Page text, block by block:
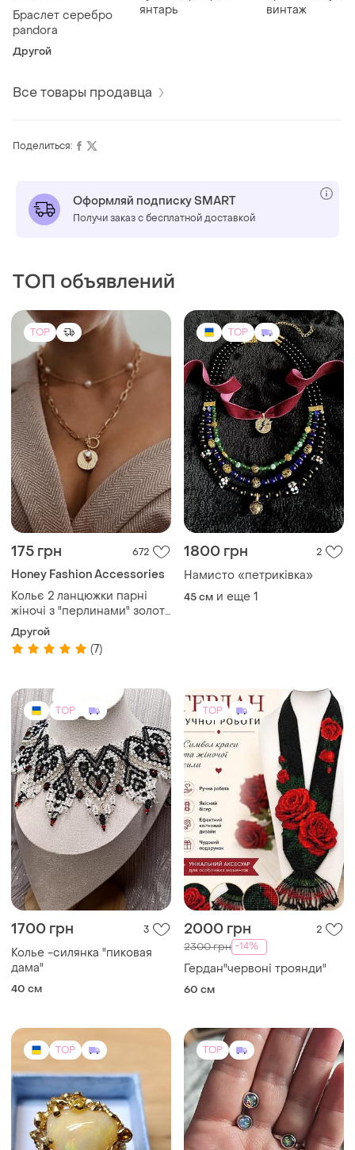
Браслет серебро
pandora
Другой
янтарь
винтаж
Все товары продавца
Поделиться:
Оформляй подписку SMART
Получи заказ с бесплатной доставкой
ТОП объявлений
TOP
175 грн 672
Honey Fashion Accessories
Кольє 2 ланцюжки парні
жіночі з "перлинами" золоті
нові
Другой
(7)
TOP
1800 грн 2
Намисто «петриківка»
45 см и еще 1
TOP
1700 грн 3
Колье -силянка "пиковая
дама"
40 см
TOP
2000 грн 2
2300 грн -14%
Гердан"червоні троянди"
60 см
TOP TOP